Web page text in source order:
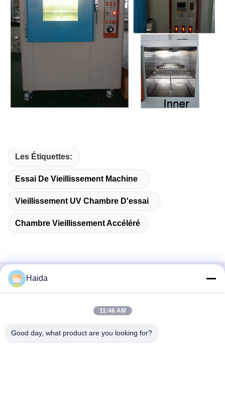
Les Étiquettes:
Essai De Vieillissement Machine
Vieillissement UV Chambre D'essai
Chambre Vieillissement Accéléré
Contactez rapidement
secteur de Nancheng, ville de Dongguan, province du
Haida
11:46 AM
Good day, what product are you looking for?